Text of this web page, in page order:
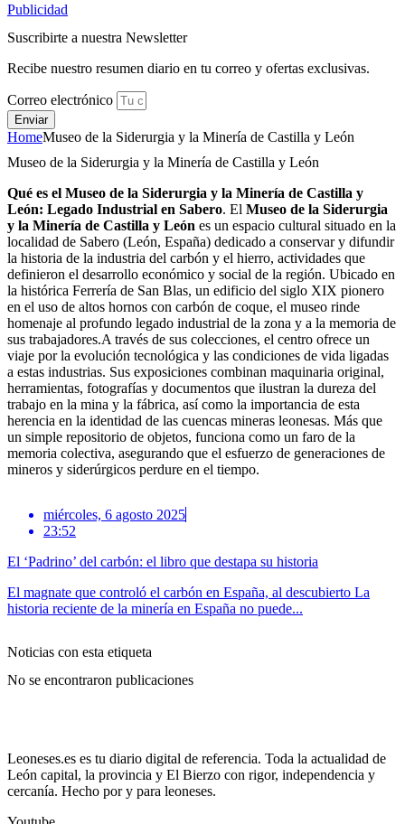
Publicidad
Suscribirte a nuestra Newsletter
Recibe nuestro resumen diario en tu correo y ofertas exclusivas.
Correo electrónico
Enviar
HomeMuseo de la Siderurgia y la Minería de Castilla y León
Museo de la Siderurgia y la Minería de Castilla y León
Qué es el Museo de la Siderurgia y la Minería de Castilla y
León: Legado Industrial en Sabero. El Museo de la Siderurgia
y la Minería de Castilla y León es un espacio cultural situado en la
localidad de Sabero (León, España) dedicado a conservar y difundir
la historia de la industria del carbón y el hierro, actividades que
definieron el desarrollo económico y social de la región. Ubicado en
la histórica Ferrería de San Blas, un edificio del siglo XIX pionero
en el uso de altos hornos con carbón de coque, el museo rinde
homenaje al profundo legado industrial de la zona y a la memoria de
sus trabajadores.A través de sus colecciones, el centro ofrece un
viaje por la evolución tecnológica y las condiciones de vida ligadas
a estas industrias. Sus exposiciones combinan maquinaria original,
herramientas, fotografías y documentos que ilustran la dureza del
trabajo en la mina y la fábrica, así como la importancia de esta
herencia en la identidad de las cuencas mineras leonesas. Más que
un simple repositorio de objetos, funciona como un faro de la
memoria colectiva, asegurando que el esfuerzo de generaciones de
mineros y siderúrgicos perdure en el tiempo.
miércoles, 6 agosto 2025
23:52
El ‘Padrino’ del carbón: el libro que destapa su historia
El magnate que controló el carbón en España, al descubierto La
historia reciente de la minería en España no puede...
Noticias con esta etiqueta
No se encontraron publicaciones
Leoneses.es es tu diario digital de referencia. Toda la actualidad de
León capital, la provincia y El Bierzo con rigor, independencia y
cercanía. Hecho por y para leoneses.